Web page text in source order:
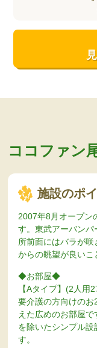
ココファン
施設のポ
2007年8月オープン
す。東武アーバン
所前面にはバラが
からの眺望が良いこ
◆お部屋◆
【Aタイプ】(2人
要介護の方向けの
えた広めのお部屋
を除いたシンプル設
す。